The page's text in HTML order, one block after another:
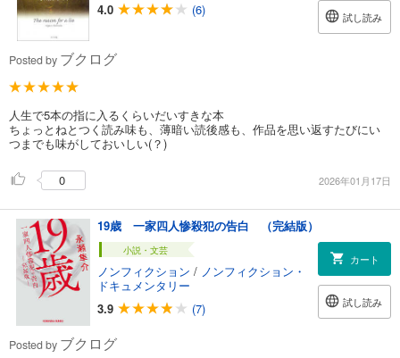
4.0
(6) 試し読み
Posted by ブクログ
人生で5本の指に入るくらいだいすきな本
ちょっとねとつく読み味も、薄暗い読後感も、作品を思い返すたびにい
つまでも味がしておいしい(？)
0 2026年01月17日
19歳 一家四人惨殺犯の告白 （完結版）
小説・文芸
ノンフィクション / ノンフィクション・
ドキュメンタリー
3.9
(7)
カート
試し読み
Posted by ブクログ